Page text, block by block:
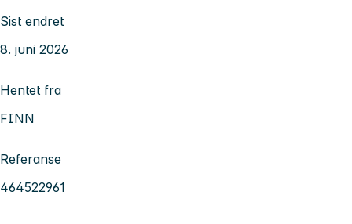
Sist endret
8. juni 2026
Hentet fra
FINN
Referanse
464522961